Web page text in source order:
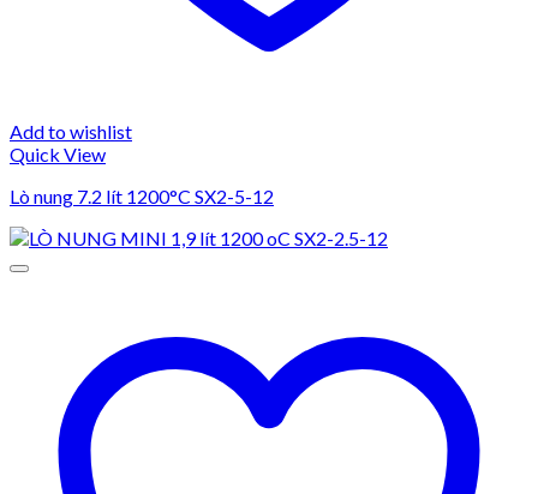
Add to wishlist
Quick View
Lò nung 7.2 lít 1200°C SX2-5-12